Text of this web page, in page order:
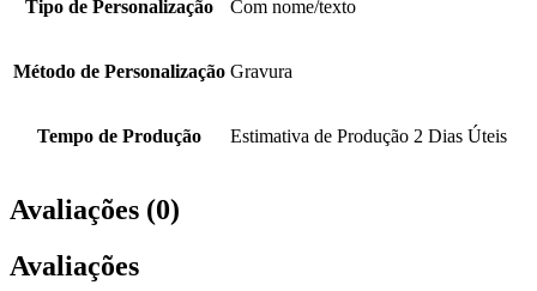
Tipo de Personalização Com nome/texto
Método de Personalização Gravura
Tempo de Produção Estimativa de Produção 2 Dias Úteis
Avaliações (0)
Avaliações